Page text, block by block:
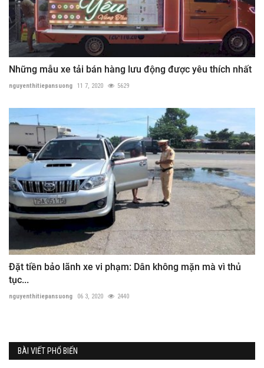
Những mẫu xe tải bán hàng lưu động được yêu thích nhất
nguyenthitiepansuong 11 7, 2020 5629
Đặt tiền bảo lãnh xe vi phạm: Dân không mặn mà vì thủ
tục...
nguyenthitiepansuong 06 3, 2020 2440
BÀI VIẾT PHỔ BIẾN